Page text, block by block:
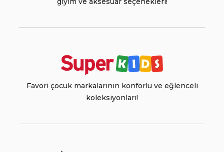
Favori çocuk markalarının konforlu ve eğlenceli
koleksiyonları!